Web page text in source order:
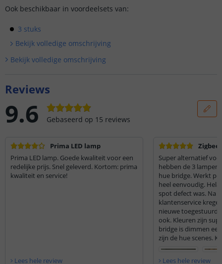
Ook beschikbaar in voordeelsets van:
3 stuks
Bekijk volledige omschrijving
Bekijk volledige omschrijving
Reviews
9.6 Gebaseerd op 15 reviews
Prima LED lamp
Prima LED lamp. Goede kwaliteit voor een
redelijke prijs. Snel geleverd. Kortom: prima
kwaliteit en service!
Lees hele review
Super alternatief voor
hebben de 3 lampen
hue bridge. Werkt
heel eenvoudig. Helaas hadden we dat er 1
spot defect was. Na
klantenservice
nieuwe toegestuurd!
ook. Kleuren zijn super goed en via de hue
bridge is dimmen
zijn de hue scenes.
pallet van. Inbouw ook simpel en beugels
Lees hele review